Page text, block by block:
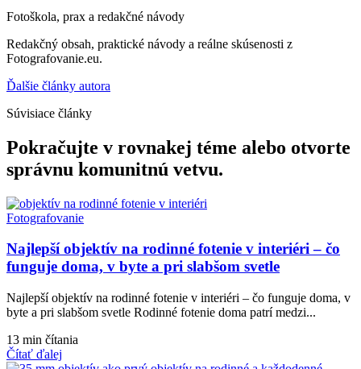
Fotoškola, prax a redakčné návody
Redakčný obsah, praktické návody a reálne skúsenosti z
Fotografovanie.eu.
Ďalšie články autora
Súvisiace články
Pokračujte v rovnakej téme alebo otvorte
správnu komunitnú vetvu.
Fotografovanie
Najlepší objektív na rodinné fotenie v interiéri – čo
funguje doma, v byte a pri slabšom svetle
Najlepší objektív na rodinné fotenie v interiéri – čo funguje doma, v
byte a pri slabšom svetle Rodinné fotenie doma patrí medzi...
13 min čítania
Čítať ďalej